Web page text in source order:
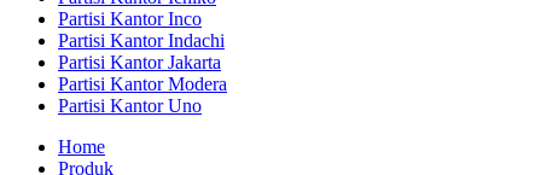
Partisi Kantor Inco
Partisi Kantor Indachi
Partisi Kantor Jakarta
Partisi Kantor Modera
Partisi Kantor Uno
Home
Produk